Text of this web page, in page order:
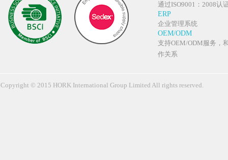
通过ISO9001：2008认
ERP
企业管理系统
OEM/ODM
支持OEM/ODM服务，
作关系
Copyright © 2015 HORK International Group Limited All rights reserved.